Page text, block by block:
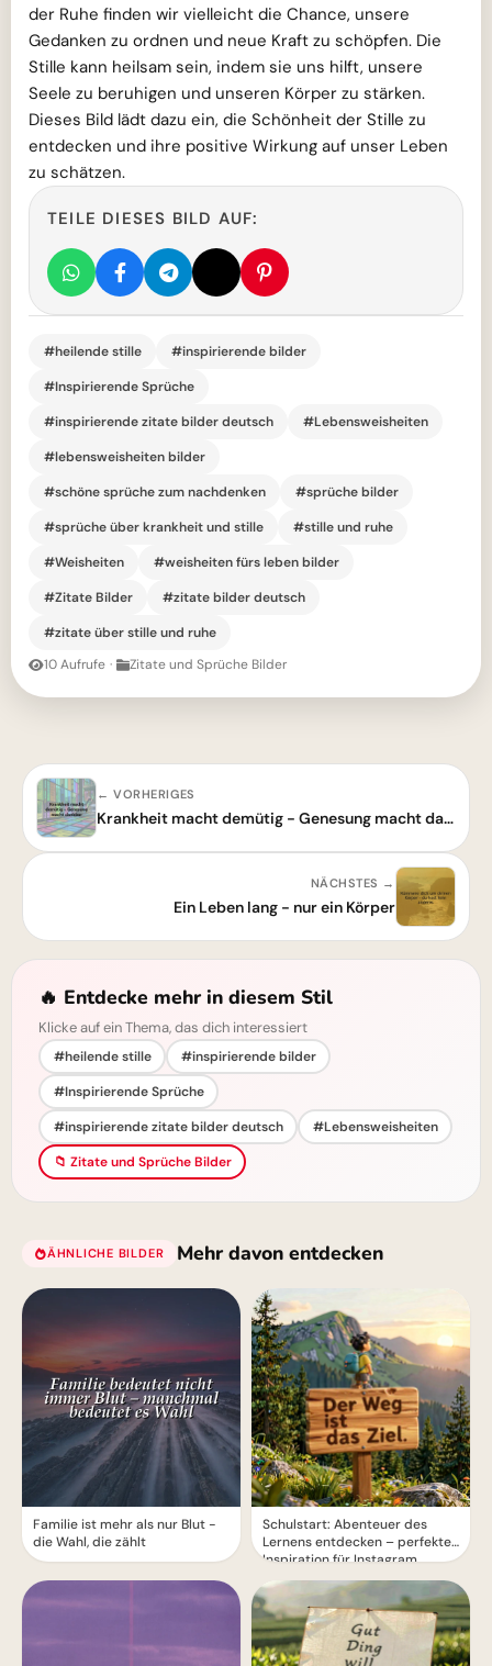
der Ruhe finden wir vielleicht die Chance, unsere
Gedanken zu ordnen und neue Kraft zu schöpfen. Die
Stille kann heilsam sein, indem sie uns hilft, unsere
Seele zu beruhigen und unseren Körper zu stärken.
Dieses Bild lädt dazu ein, die Schönheit der Stille zu
entdecken und ihre positive Wirkung auf unser Leben
zu schätzen.
TEILE DIESES BILD AUF:
#heilende stille
#inspirierende bilder
#Inspirierende Sprüche
#inspirierende zitate bilder deutsch
#Lebensweisheiten
#lebensweisheiten bilder
#schöne sprüche zum nachdenken
#sprüche bilder
#sprüche über krankheit und stille
#stille und ruhe
#Weisheiten
#weisheiten fürs leben bilder
#Zitate Bilder
#zitate bilder deutsch
#zitate über stille und ruhe
10 Aufrufe · Zitate und Sprüche Bilder
← VORHERIGES
Krankheit macht demütig - Genesung macht dankbar: Ein Zitat über Dankbarkeit
NÄCHSTES →
Ein Leben lang - nur ein Körper
🔥 Entdecke mehr in diesem Stil
Klicke auf ein Thema, das dich interessiert
#heilende stille
#inspirierende bilder
#Inspirierende Sprüche
#inspirierende zitate bilder deutsch
#Lebensweisheiten
📁 Zitate und Sprüche Bilder
ÄHNLICHE BILDER Mehr davon entdecken
Familie ist mehr als nur Blut -
die Wahl, die zählt
Schulstart: Abenteuer des
Lernens entdecken – perfekte
Inspiration für Instagram